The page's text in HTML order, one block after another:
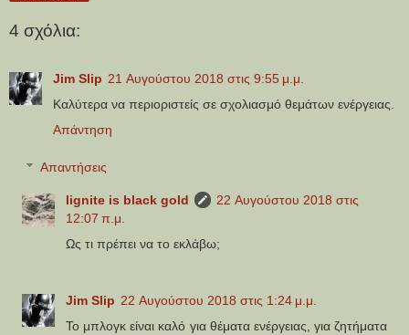
4 σχόλια:
Jim Slip 21 Αυγούστου 2018 στις 9:55 μ.μ.
Καλύτερα να περιοριστείς σε σχολιασμό θεμάτων ενέργειας.
Απάντηση
Απαντήσεις
lignite is black gold
22 Αυγούστου 2018 στις
12:07 π.μ.
Ως τι πρέπει να το εκλάβω;
Jim Slip 22 Αυγούστου 2018 στις 1:24 μ.μ.
Το μπλογκ είναι καλό για θέματα ενέργειας, για ζητήματα